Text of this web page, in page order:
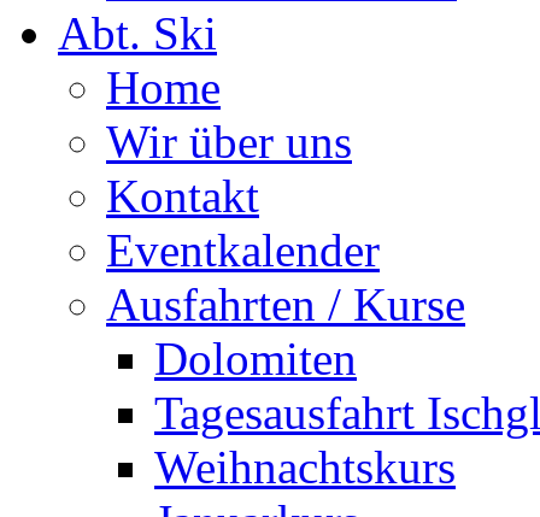
Abt. Ski
Home
Wir über uns
Kontakt
Eventkalender
Ausfahrten / Kurse
Dolomiten
Tagesausfahrt
Weihnachtskurs